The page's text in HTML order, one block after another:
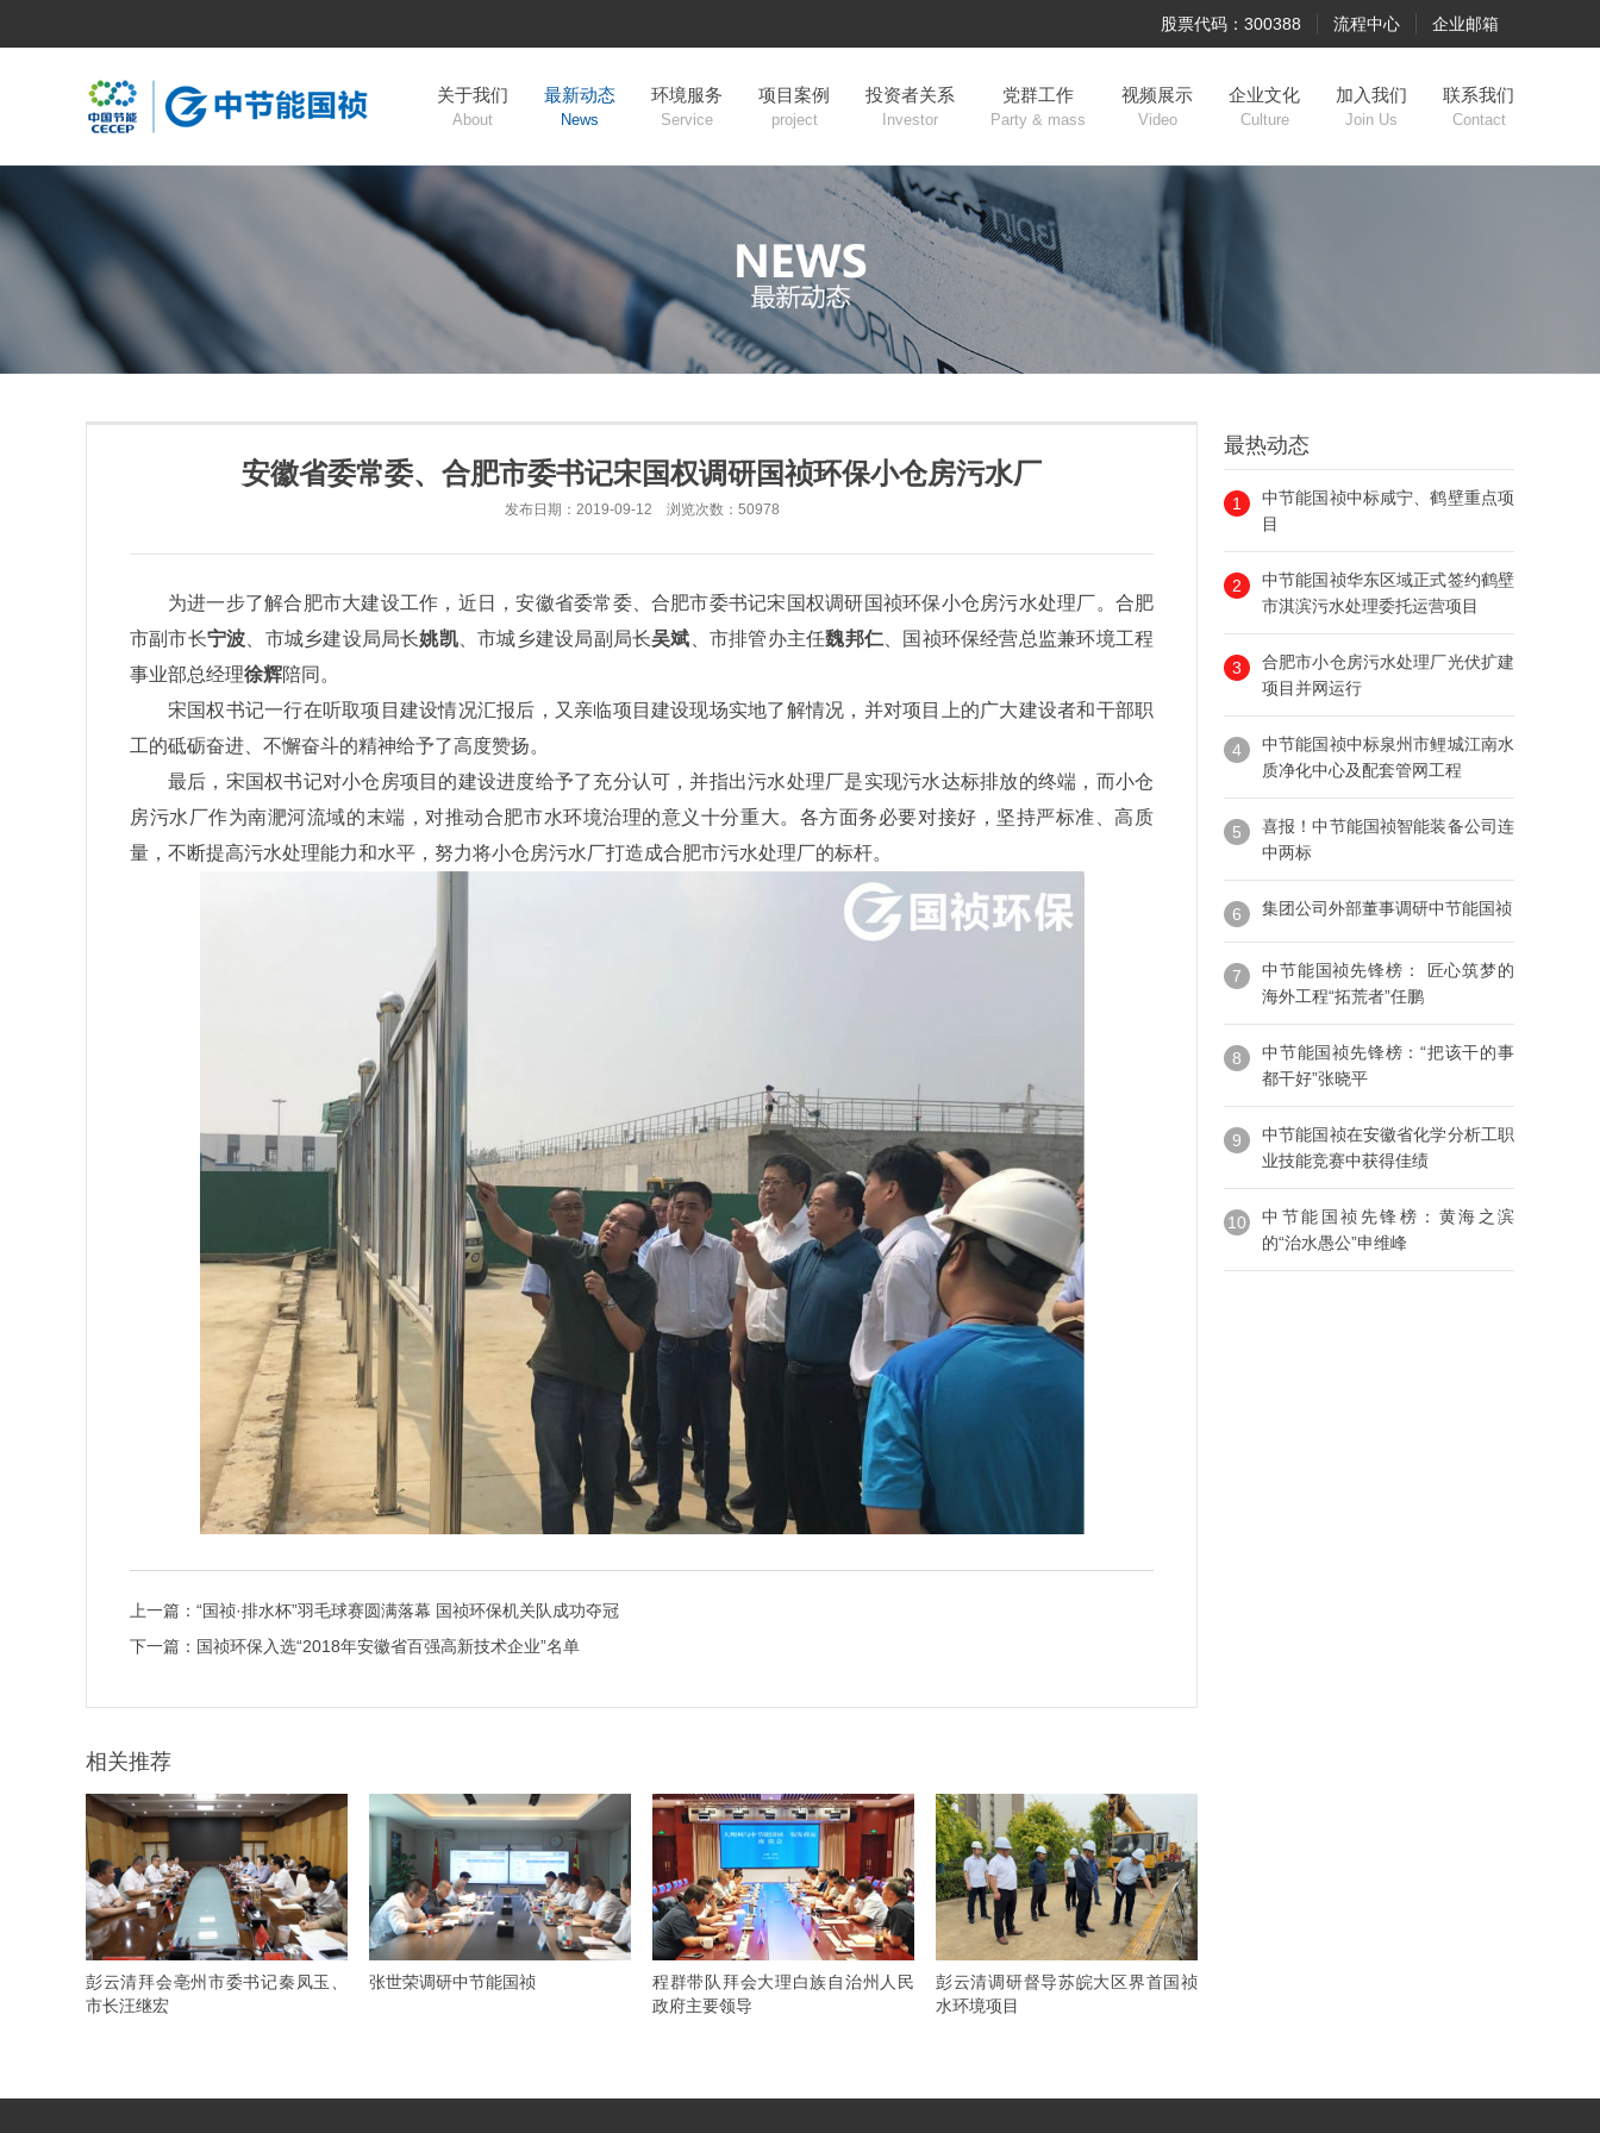
企业邮箱
流程中心
股票代码：300388
关于我们
About
最新动态
News
环境服务
Service
项目案例
project
投资者关系
Investor
党群工作
Party & mass
视频展示
Video
企业文化
Culture
加入我们
Join Us
联系我们
Contact
安徽省委常委、合肥市委书记宋国权调研国祯环保小仓房污水厂
发布日期：2019-09-12 浏览次数：50978
为进一步了解合肥市大建设工作，近日，安徽省委常委、合肥市委书记宋国权调研国祯环保小仓房污水处理厂。合肥
市副市长宁波 、市城乡建设局局长姚凯、市城乡建设局副局长吴斌 、市排管办主任魏邦仁 、国祯环保经营总监兼环境工程
事业部总经理徐辉陪同。
宋国权书记一行在听取项目建设情况汇报后，又亲临项目建设现场实地了解情况，并对项目上的广大建设者和干部职
工的砥砺奋进、不懈奋斗的精神给予了高度赞扬。
最后，宋国权书记对小仓房项目的建设进度给予了充分认可，并指出污水处理厂是实现污水达标排放的终端 ，而小仓
房污水厂作为南淝河流域的末端，对推动合肥市水环境治理的意义十分重大。各方面务必要对接好，坚持严标准、高质
量，不断提高污水处理能力和水平，努力将小仓房污水厂打造成合肥市污水处理厂的标杆。
上一篇： “国祯·排水杯”羽毛球赛圆满落幕 国祯环保机关队成功夺冠
下一篇： 国祯环保入选“2018年安徽省百强高新技术企业”名单
相关推荐
彭云清拜会亳州市委书记秦凤玉、
市长汪继宏
张世荣调研中节能国祯
程群带队拜会大理白族自治州人民
政府主要领导
彭云清调研督导苏皖大区界首国祯
水环境项目
最热动态
1
中节能国祯中标咸宁、鹤壁重点项
目
2
中节能国祯华东区域正式签约鹤壁
市淇滨污水处理委托运营项目
3
合肥市小仓房污水处理厂光伏扩建
项目并网运行
4
中节能国祯中标泉州市鲤城江南水
质净化中心及配套管网工程
5
喜报！中节能国祯智能装备公司连
中两标
6 集团公司外部董事调研中节能国祯
7
中节能国祯先锋榜： 匠心筑梦的
海外工程“拓荒者”任鹏
8
中节能国祯先锋榜：“把该干的事
都干好”张晓平
9
中节能国祯在安徽省化学分析工职
业技能竞赛中获得佳绩
10
中节能国祯先锋榜：黄海之滨
的“治水愚公”申维峰